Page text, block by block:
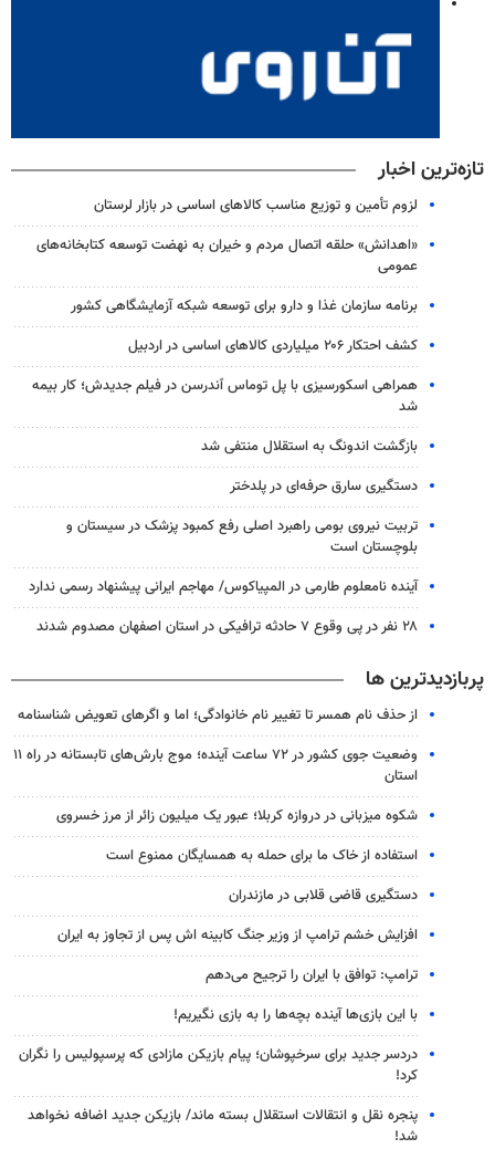
تازه‌ترین اخبار
لزوم تأمین و توزیع مناسب کالاهای اساسی در بازار لرستان
«اهدانش» حلقه اتصال مردم و خیران به نهضت توسعه کتابخانه‌های
عمومی
برنامه سازمان غذا و دارو برای توسعه شبکه آزمایشگاهی کشور
کشف احتکار ۲۰۶ میلیاردی کالاهای اساسی در اردبیل
همراهی اسکورسیزی با پل توماس ٱندرسن در فیلم جدیدش؛ کار بیمه
شد
بازگشت اندونگ به استقلال منتفی شد
دستگیری سارق حرفه‌ای در پلدختر
تربیت نیروی بومی راهبرد اصلی رفع کمبود پزشک در سیستان و
بلوچستان است
آینده نامعلوم طارمی در المپیاکوس/ مهاجم ایرانی پیشنهاد رسمی ندارد
۲۸ نفر در پی وقوع ۷ حادثه ترافیکی در استان اصفهان مصدوم شدند
پربازدیدترین ها
از حذف نام همسر تا تغییر نام خانوادگی؛ اما و اگرهای تعویض شناسنامه
وضعیت جوی کشور در ۷۲ ساعت آینده؛ موج بارش‌های تابستانه در راه ۱۱
استان
شکوه میزبانی در دروازه کربلا؛ عبور یک میلیون زائر از مرز خسروی
استفاده از خاک ما برای حمله به همسایگان ممنوع است
دستگیری قاضی قلابی در مازندران
افزایش خشم ترامپ از وزیر جنگ کابینه اش پس از تجاوز به ایران
ترامپ: توافق با ایران را ترجیح می‌دهم
با این بازی‌ها آینده بچه‌ها را به بازی نگیریم!
دردسر جدید برای سرخپوشان؛ پیام بازیکن مازادی که پرسپولیس را نگران
کرد!
پنجره‌ نقل و انتقالات استقلال بسته ماند/ بازیکن جدید اضافه نخواهد
شد!